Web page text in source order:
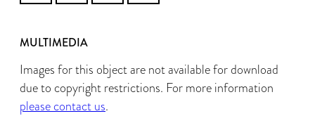
MULTIMEDIA
Images for this object are not available for download
due to copyright restrictions. For more information
please contact us.